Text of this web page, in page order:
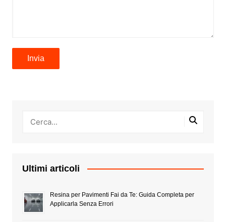
Ultimi articoli
Resina per Pavimenti Fai da Te: Guida Completa per
Applicarla Senza Errori